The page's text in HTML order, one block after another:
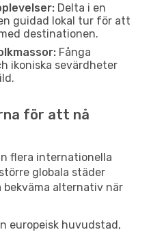
Delta i en
guidad lokal tur för att
destinationen.
Fånga
ikoniska sevärdheter
för att nå
flera internationella
globala städer
alternativ när
europeisk huvudstad,